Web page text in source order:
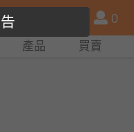
尋
產
品
比
會
員
0
產品 買賣